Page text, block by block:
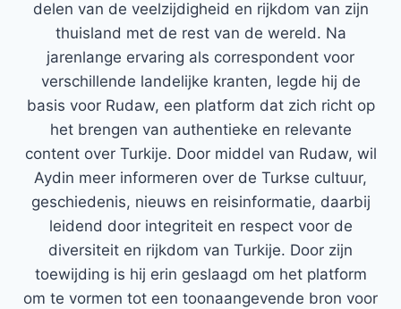
delen van de veelzijdigheid en rijkdom van zijn
thuisland met de rest van de wereld. Na
jarenlange ervaring als correspondent voor
verschillende landelijke kranten, legde hij de
basis voor Rudaw, een platform dat zich richt op
het brengen van authentieke en relevante
content over Turkije. Door middel van Rudaw, wil
Aydin meer informeren over de Turkse cultuur,
geschiedenis, nieuws en reisinformatie, daarbij
leidend door integriteit en respect voor de
diversiteit en rijkdom van Turkije. Door zijn
toewijding is hij erin geslaagd om het platform
om te vormen tot een toonaangevende bron voor